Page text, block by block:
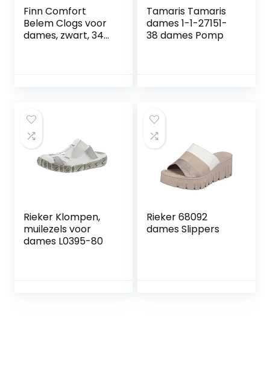
Finn Comfort
Belem Clogs voor
dames, zwart, 34
Tamaris Tamaris
dames 1-1-27151-
38 dames Pomp
Rieker Klompen,
muilezels voor
dames L0395-80
Rieker 68092
dames Slippers